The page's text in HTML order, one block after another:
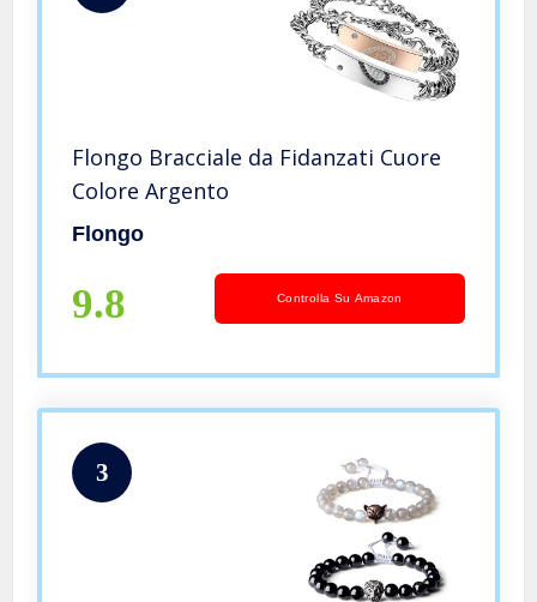
Flongo Bracciale da Fidanzati Cuore
Colore Argento
Flongo
9.8 Controlla Su Amazon
3